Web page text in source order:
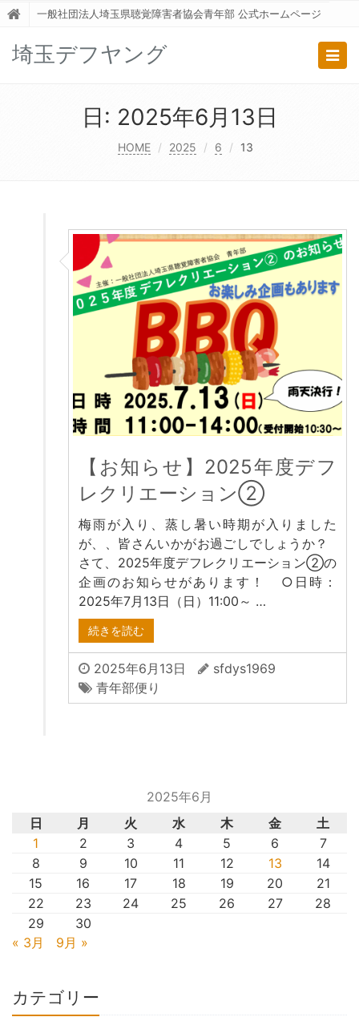
一般社団法人埼玉県聴覚障害者協会青年部 公式ホームページ
埼玉デフヤング
日: 2025年6月13日
HOME 2025 6 13
【お知らせ】2025年度デフ
レクリエーション②
梅雨が入り、蒸し暑い時期が入りました
が、、皆さんいかがお過ごしでしょうか？
さて、2025年度デフレクリエーション②の
企画のお知らせがあります！ ○日時：
2025年7月13日（日）11:00～ …
続きを読む
2025年6月13日
sfdys1969
青年部便り
2025年6月
日
月 火 水 木 金
土
1
2 3 4 5 6
7
8
9 10 11 12 13
14
15
16 17 18 19 20
21
22
23 24 25 26 27
28
29
30
« 3月
9月 »
カテゴリー